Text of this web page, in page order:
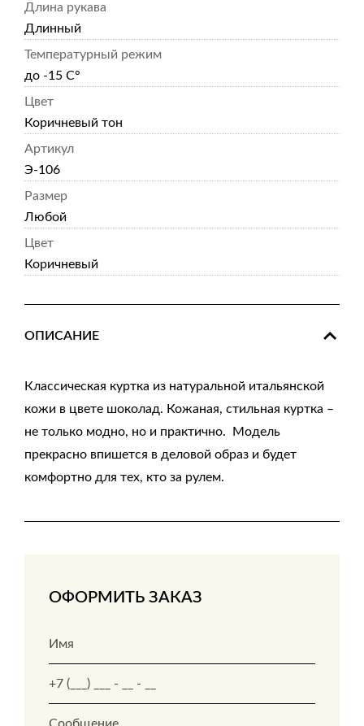
Длина рукава
Длинный
Температурный режим
до -15 С°
Цвет
Коричневый тон
Артикул
Э-106
Размер
Любой
Цвет
Коричневый
ОПИСАНИЕ
Классическая куртка из натуральной итальянской
кожи в цвете шоколад. Кожаная, стильная куртка –
не только модно, но и практично. Модель
прекрасно впишется в деловой образ и будет
комфортно для тех, кто за рулем.
ОФОРМИТЬ ЗАКАЗ